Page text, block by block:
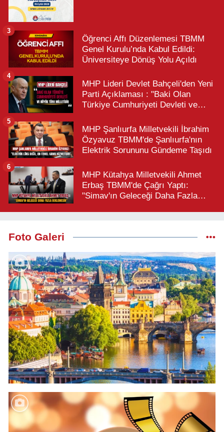
Öğrenci Affı Düzenlemesi TBMM
Genel Kurulu’nda Kabul Edildi:
Üniversiteye Dönüş Yolu Açıldı
3
MHP Lideri Devlet Bahçeli'den Yeni
Parti Açıklaması : "Baki Olan
Türkiye Cumhuriyeti Devleti ve
4
MHP Şanlıurfa Milletvekili İbrahim
Özyavuz TBMM'de Şanlıurfa'nın
Elektrik Sorununu Gündeme Taşıdı
5
MHP Kütahya Milletvekili Ahmet
Erbaş TBMM'de Çağrı Yaptı:
"Simav'ın Geleceği Daha Fazla
6
Foto Galeri